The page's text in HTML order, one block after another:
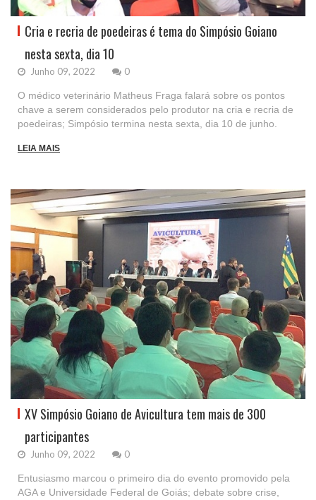
Cria e recria de poedeiras é tema do Simpósio Goiano
nesta sexta, dia 10
Junho 09, 2022 0
O médico veterinário Matheus Fraga falará sobre os pontos
chave a serem considerados pelo produtor na cria e recria de
poedeiras; Simpósio termina nesta sexta, dia 10 de junho.
LEIA MAIS
XV Simpósio Goiano de Avicultura tem mais de 300
participantes
Junho 09, 2022 0
Entusiasmo marcou o primeiro dia do evento promovido pela
AGA e Universidade Federal de Goiás; debate sobre crise,